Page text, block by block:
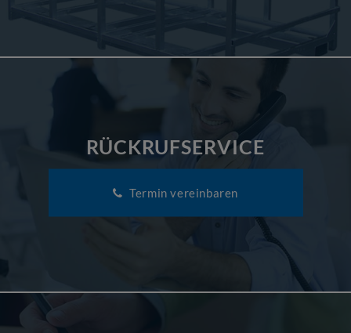
RÜCKRUFSERVICE
Termin vereinbaren